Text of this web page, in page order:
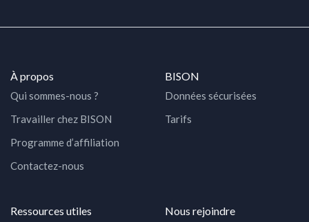
À propos
Qui sommes-nous ?
Travailler chez BISON
Programme d’affiliation
Contactez-nous
BISON
Données sécurisées
Tarifs
Ressources utiles Nous rejoindre